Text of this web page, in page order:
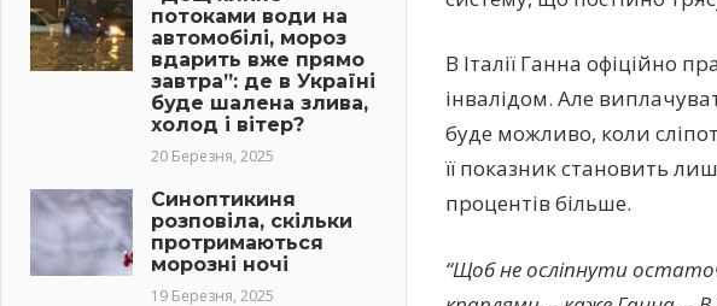
В Італії Ганна офіційно
iнвaлідом. Але
буде можливо, коли
її показник становить
процентів більше.
“Щоб не ослiпнути
потоками води на
автомобілі, мороз
вдарить вже прямо
завтра”: де в Україні
буде шалена злива,
холод і вітер?
20 Березня, 2025
Синоптикиня
розповіла, скільки
протримаються
морозні ночі
19 Березня, 2025